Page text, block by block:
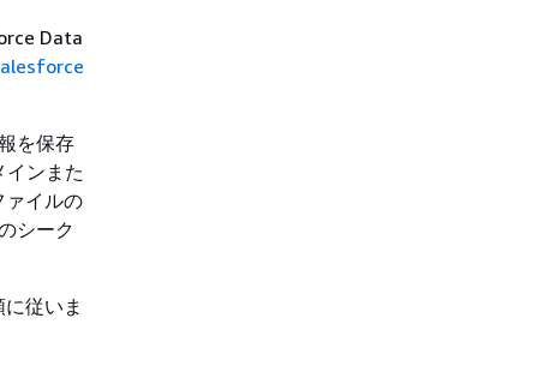
Data
を保存
インまた
ァイルの
シーク
従いま